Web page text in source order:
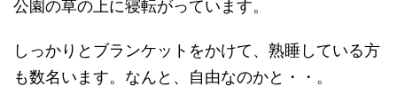
公園の草の上に寝転がっています。
しっかりとブランケットをかけて、熟睡している方
も数名います。なんと、自由なのかと・・。